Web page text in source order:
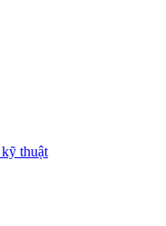
thuật